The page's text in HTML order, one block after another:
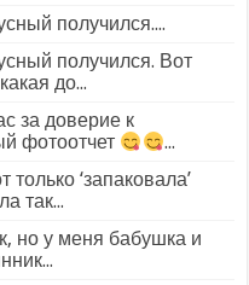
получился....
получился. Вот
до...
за доверие к
фотоотчет
...
‘запаковала’
так...
но у меня бабушка и